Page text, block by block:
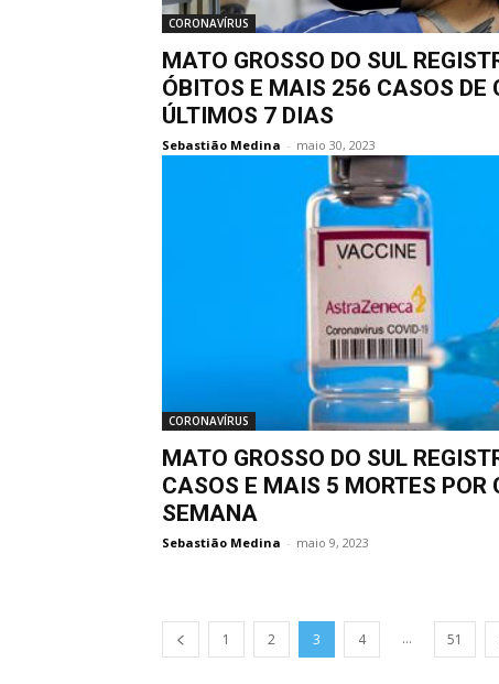
CORONAVÍRUS
MATO GROSSO DO SUL
ÓBITOS E MAIS 256 CASOS DE
ÚLTIMOS 7 DIAS
Sebastião Medina - maio 30, 2023
CORONAVÍRUS
MATO GROSSO DO SUL
CASOS E MAIS 5 MORTES
SEMANA
Sebastião Medina - maio 9, 2023
1 2 3 4 ... 51